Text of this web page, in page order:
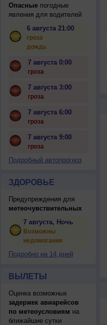
Опасныепогодные
явления для водителей
6 августа 21:00
гроза
дождь
7 августа 0:00
гроза
7 августа 3:00
гроза
7 августа 6:00
гроза
7 августа 9:00
гроза
Подробный автопрогноз
ЗДОРОВЬЕ
Предупреждения для
метеочувствительных
7 августа, Ночь
Возможны
недомогания
Подробно на 14 дней
ВЫЛЕТЫ
Оценка возможных
задержек авиарейсов
по метеоусловиям на
ближайшие сутки